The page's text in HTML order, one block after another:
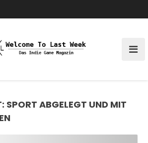
SPORT ABGELEGT UND MIT